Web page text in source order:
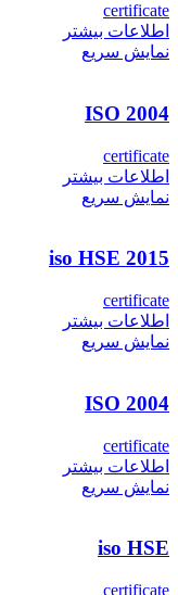
certificate
اطلاعات بیشتر
نمایش سریع
ISO 2004
certificate
اطلاعات بیشتر
نمایش سریع
iso HSE 2015
certificate
اطلاعات بیشتر
نمایش سریع
ISO 2004
certificate
اطلاعات بیشتر
نمایش سریع
iso HSE
certificate